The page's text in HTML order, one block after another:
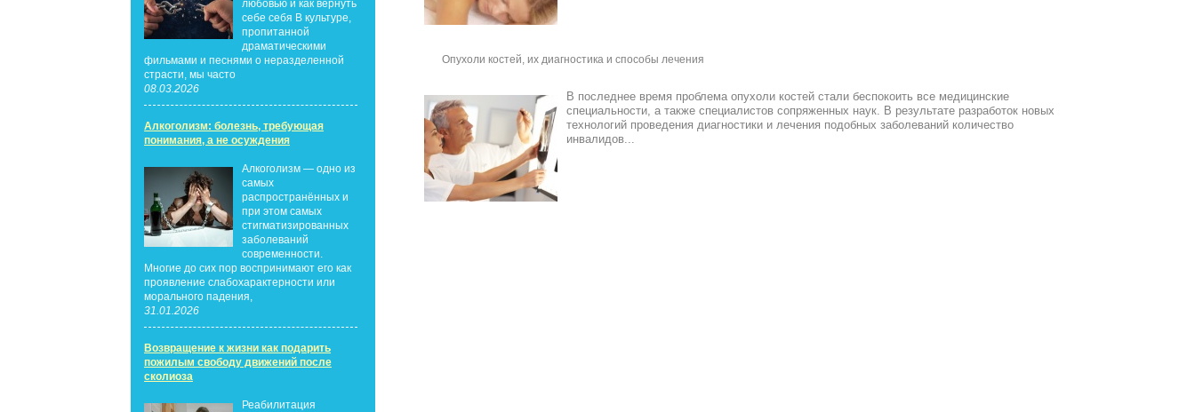
любовью и как вернуть
себе себя В культуре,
пропитанной
драматическими
фильмами и песнями о неразделенной
страсти, мы часто
08.03.2026
Алкоголизм: болезнь, требующая
понимания, а не осуждения
Алкоголизм — одно из
самых
распространённых и
при этом самых
стигматизированных
заболеваний
современности.
Многие до сих пор воспринимают его как
проявление слабохарактерности или
морального падения,
31.01.2026
Возвращение к жизни как подарить
пожилым свободу движений после
сколиоза
Реабилитация
Опухоли костей, их диагностика и способы лечения
В последнее время проблема опухоли костей стали беспокоить все медицинские
специальности, а также специалистов сопряженных наук. В результате разработок новых
технологий проведения диагностики и лечения подобных заболеваний количество
инвалидов...